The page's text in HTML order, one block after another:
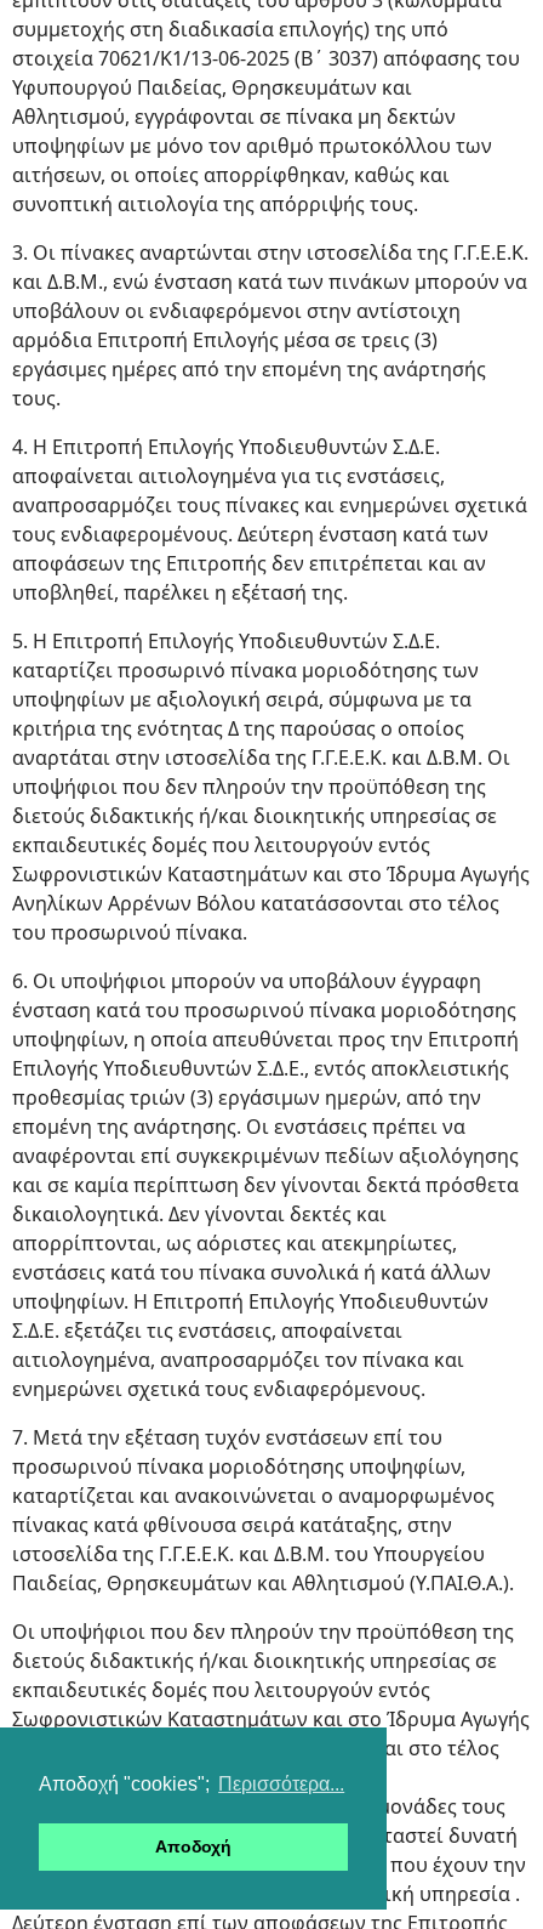
Αποδοχή "cookies"; Περισσότερα...
Αποδοχή
συμμετοχής στη διαδικασία επιλογής) της υπό
στοιχεία 70621/Κ1/13-06-2025 (Β΄ 3037) απόφασης του
Υφυπουργού Παιδείας, Θρησκευμάτων και
Αθλητισμού, εγγράφονται σε πίνακα μη δεκτών
υποψηφίων με μόνο τον αριθμό πρωτοκόλλου των
αιτήσεων, οι οποίες απορρίφθηκαν, καθώς και
συνοπτική αιτιολογία της απόρριψής τους.
3. Οι πίνακες αναρτώνται στην ιστοσελίδα της Γ.Γ.Ε.Ε.Κ.
και Δ.Β.Μ., ενώ ένσταση κατά των πινάκων μπορούν να
υποβάλουν οι ενδιαφερόμενοι στην αντίστοιχη
αρμόδια Επιτροπή Επιλογής μέσα σε τρεις (3)
εργάσιμες ημέρες από την επομένη της ανάρτησής
τους.
4. Η Επιτροπή Επιλογής Υποδιευθυντών Σ.Δ.Ε.
αποφαίνεται αιτιολογημένα για τις ενστάσεις,
αναπροσαρμόζει τους πίνακες και ενημερώνει σχετικά
τους ενδιαφερομένους. Δεύτερη ένσταση κατά των
αποφάσεων της Επιτροπής δεν επιτρέπεται και αν
υποβληθεί, παρέλκει η εξέτασή της.
5. Η Επιτροπή Επιλογής Υποδιευθυντών Σ.Δ.Ε.
καταρτίζει προσωρινό πίνακα μοριοδότησης των
υποψηφίων με αξιολογική σειρά, σύμφωνα με τα
κριτήρια της ενότητας Δ της παρούσας ο οποίος
αναρτάται στην ιστοσελίδα της Γ.Γ.Ε.Ε.Κ. και Δ.Β.Μ. Οι
υποψήφιοι που δεν πληρούν την προϋπόθεση της
διετούς διδακτικής ή/και διοικητικής υπηρεσίας σε
εκπαιδευτικές δομές που λειτουργούν εντός
Σωφρονιστικών Καταστημάτων και στο Ίδρυμα Αγωγής
Ανηλίκων Αρρένων Βόλου κατατάσσονται στο τέλος
του προσωρινού πίνακα.
6. Οι υποψήφιοι μπορούν να υποβάλουν έγγραφη
ένσταση κατά του προσωρινού πίνακα μοριοδότησης
υποψηφίων, η οποία απευθύνεται προς την Επιτροπή
Επιλογής Υποδιευθυντών Σ.Δ.Ε., εντός αποκλειστικής
προθεσμίας τριών (3) εργάσιμων ημερών, από την
επομένη της ανάρτησης. Οι ενστάσεις πρέπει να
αναφέρονται επί συγκεκριμένων πεδίων αξιολόγησης
και σε καμία περίπτωση δεν γίνονται δεκτά πρόσθετα
δικαιολογητικά. Δεν γίνονται δεκτές και
απορρίπτονται, ως αόριστες και ατεκμηρίωτες,
ενστάσεις κατά του πίνακα συνολικά ή κατά άλλων
υποψηφίων. Η Επιτροπή Επιλογής Υποδιευθυντών
Σ.Δ.Ε. εξετάζει τις ενστάσεις, αποφαίνεται
αιτιολογημένα, αναπροσαρμόζει τον πίνακα και
ενημερώνει σχετικά τους ενδιαφερόμενους.
7. Μετά την εξέταση τυχόν ενστάσεων επί του
προσωρινού πίνακα μοριοδότησης υποψηφίων,
καταρτίζεται και ανακοινώνεται ο αναμορφωμένος
πίνακας κατά φθίνουσα σειρά κατάταξης, στην
ιστοσελίδα της Γ.Γ.Ε.Ε.Κ. και Δ.Β.Μ. του Υπουργείου
Παιδείας, Θρησκευμάτων και Αθλητισμού (Υ.ΠΑΙ.Θ.Α.).
Οι υποψήφιοι που δεν πληρούν την προϋπόθεση της
διετούς διδακτικής ή/και διοικητικής υπηρεσίας σε
εκπαιδευτικές δομές που λειτουργούν εντός
Σωφρονιστικών Καταστημάτων και στο Ίδρυμα Αγωγής
Ανηλίκων Αρρένων Βόλου κατατάσσονται στο τέλος
του οριστικού πίνακα κατάταξης, και
επιλέγονταισύμφωνα με τις συνολικές μονάδες τους
και την προτίμησή τους, εφόσον δεν καταστεί δυνατή
η κάλυψη των θέσεων από υποψήφιους που έχουν την
ανωτέρω διετή διδακτική ή/και διοικητική υπηρεσία .
Δεύτερη ένσταση επί των αποφάσεων της Επιτροπής